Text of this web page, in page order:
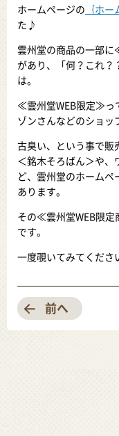
ホームページの ｛ホー
た♪
雲州堂の商品の一部
があり、「何？これ？
は。
≪雲州堂WEB限定≫っ
ゾンさんなどのショッ
古臭い、という事で販
＜銘木そろばん＞や、
ど、雲州堂のホームペ
あります。
その≪雲州堂WEB限
です。
一度覗いてみてくださ
前へ